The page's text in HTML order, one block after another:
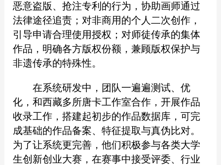
恶意盗版、抢注专利的行为，协助画师通过
法律途径追责；对非商用的个人二次创作，
引导申请合理使用授权；对师徒传承的集体
作品，明确各方版权份额，兼顾版权保护与
非遗传承的特殊性。
在系统研发中，团队一遍遍测试、优
化，和西藏多所唐卡工作室合作，开展作品
收录工作，搭建起初步的作品数据库，可完
成基础的作品备案、特征提取与真伪比对。
为了让系统更完善，他们积极参与各类大学
生创新创业大赛，在赛事中接受评委、行业